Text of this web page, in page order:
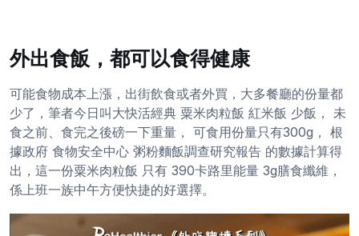
外出食飯，都可以食得健康
可能食物成本上漲，出街飲食或者外買，大多餐廳的份量都
少了，筆者今日叫大快活經典 粟米肉粒飯 紅米飯 少飯， 未
食之前、食完之後磅一下重量， 可食用份量只有300g， 根
據政府 食物安全中心 粥粉麵飯調查研究報告 的數據計算得
出，這一份粟米肉粒飯 只有 390卡路里能量 3g膳食纖維，
係上班一族中午方便快捷的好選擇。